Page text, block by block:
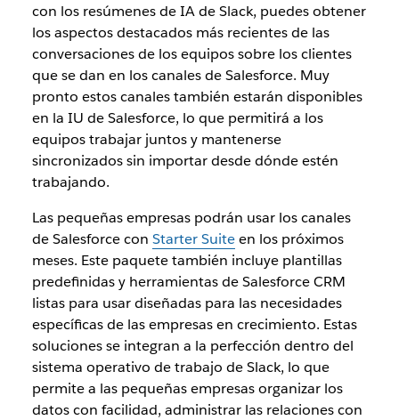
con los resúmenes de IA de Slack, puedes obtener
los aspectos destacados más recientes de las
conversaciones de los equipos sobre los clientes
que se dan en los canales de Salesforce. Muy
pronto estos canales también estarán disponibles
en la IU de Salesforce, lo que permitirá a los
equipos trabajar juntos y mantenerse
sincronizados sin importar desde dónde estén
trabajando.
Las pequeñas empresas podrán usar los canales
de Salesforce con Starter Suiteen los próximos
meses. Este paquete también incluye plantillas
predefinidas y herramientas de Salesforce CRM
listas para usar diseñadas para las necesidades
específicas de las empresas en crecimiento. Estas
soluciones se integran a la perfección dentro del
sistema operativo de trabajo de Slack, lo que
permite a las pequeñas empresas organizar los
datos con facilidad, administrar las relaciones con